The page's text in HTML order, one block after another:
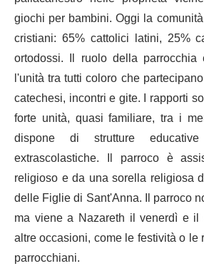
giochi per bambini. Oggi la
cristiani: 65% cattolici latini, 25%
ortodossi. Il ruolo della
l'unità tra tutti coloro che
catechesi, incontri e gite. I rapporti
forte unità, quasi familiare, tra i
dispone di strutture
extrascolastiche. Il parroco è
religioso e da una sorella religiosa
delle Figlie di Sant'Anna. Il parroco
ma viene a Nazareth il venerdì e
altre occasioni, come le festività o
parrocchiani.